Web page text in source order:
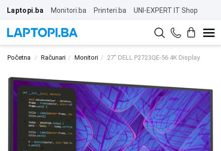
Laptopi.ba Monitori.ba Printeri.ba UNI-EXPERT IT Shop
Početna Računari Monitori 27" DELL P2723QE-56 4K Display